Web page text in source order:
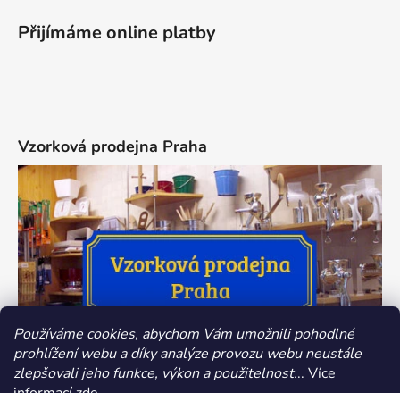
Používáme cookies, abychom Vám umožnili pohodlné
prohlížení webu a díky analýze provozu webu neustále
zlepšovali jeho funkce, výkon a použitelnost... Více
Přijímáme online platby
Vzorková prodejna Praha